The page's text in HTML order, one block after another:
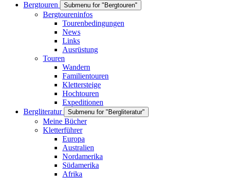
Bergtouren
Submenu for "Bergtouren"
Bergtoureninfos
Tourenbedingungen
News
Links
Ausrüstung
Touren
Wandern
Familientouren
Klettersteige
Hochtouren
Expeditionen
Bergliteratur
Submenu for "Bergliteratur"
Meine Bücher
Kletterführer
Europa
Australien
Nordamerika
Südamerika
Afrika